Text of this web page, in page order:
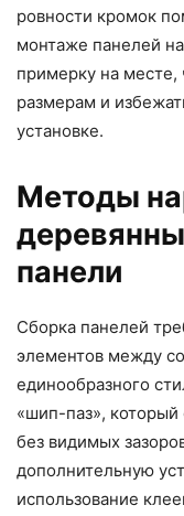
ровности кромок
монтаже панелей
примерку на месте,
размерам и
установке.
Методы
панели
Сборка панелей
элементов между
единообразного
«шип-паз»,
без видимых
дополнительную
использование